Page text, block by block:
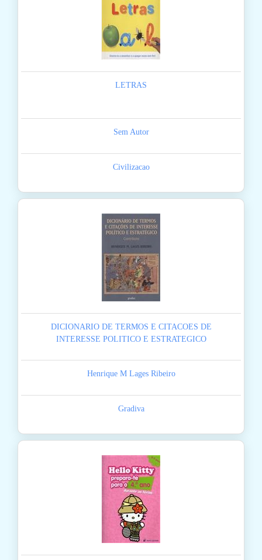
LETRAS
Sem Autor
Civilizacao
DICIONARIO DE TERMOS E CITACOES DE
INTERESSE POLITICO E ESTRATEGICO
Henrique M Lages Ribeiro
Gradiva